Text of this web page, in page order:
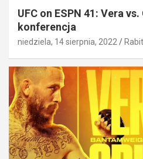
UFC on ESPN 41: Vera
konferencja
niedziela, 14 sierpnia, 2022